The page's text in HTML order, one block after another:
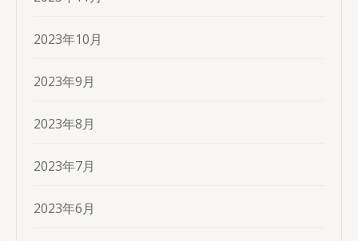
2023年10月
2023年9月
2023年8月
2023年7月
2023年6月